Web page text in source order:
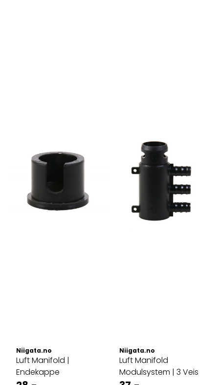
Niigata.no
Luft Manifold |
Endekappe
Niigata.no
Luft Manifold
Modulsystem | 3 Veis